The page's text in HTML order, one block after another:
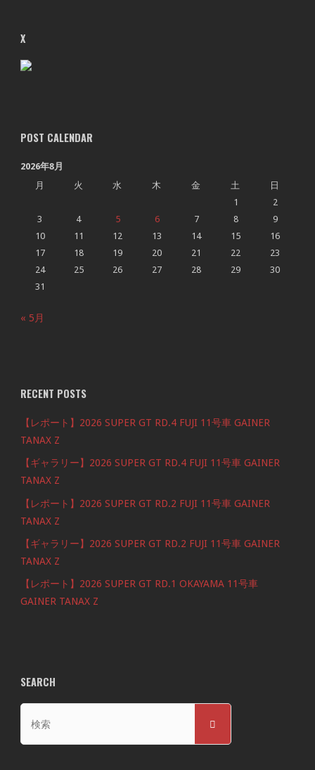
X
POST CALENDAR
2026年8月
月
火 水 木 金 土
日
1
2
3
4 5 6 7 8
9
10
11 12 13 14 15
16
17
18 19 20 21 22
23
24
25 26 27 28 29
30
31
« 5月
RECENT POSTS
【レポート】2026 SUPER GT RD.4 FUJI 11号車 GAINER
TANAX Z
【ギャラリー】2026 SUPER GT RD.4 FUJI 11号車 GAINER
TANAX Z
【レポート】2026 SUPER GT RD.2 FUJI 11号車 GAINER
TANAX Z
【ギャラリー】2026 SUPER GT RD.2 FUJI 11号車 GAINER
TANAX Z
【レポート】2026 SUPER GT RD.1 OKAYAMA 11号車
GAINER TANAX Z
SEARCH
対
検